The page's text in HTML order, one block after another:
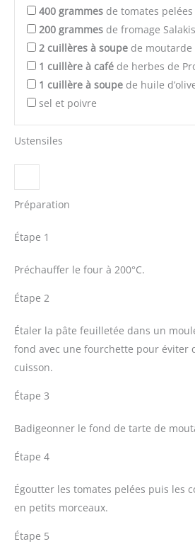
400 grammes de tomates
200 grammes de fromage Salakis
2 cuillères à soupe de moutarde
1 cuillère à café de herbes de
1 cuillère à soupe de huile
sel et poivre
Ustensiles
Préparation
Étape 1
Préchauffer le four à 200°C.
Étape 2
Étaler la pâte feuilletée dans un
fond avec une fourchette pour éviter
cuisson.
Étape 3
Badigeonner le fond de tarte de
Étape 4
Égoutter les tomates pelées puis les
en petits morceaux.
Étape 5